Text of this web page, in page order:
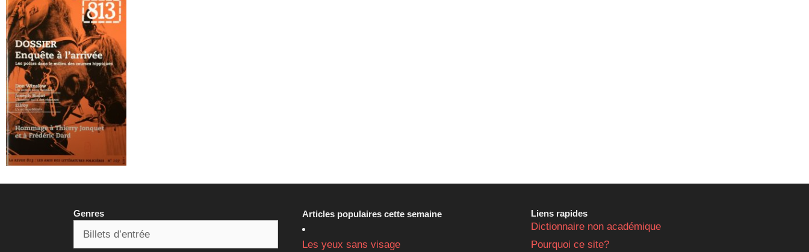
Genres Articles populaires cette semaine
Les yeux sans visage
Liens rapides
Dictionnaire non académique
Pourquoi ce site?